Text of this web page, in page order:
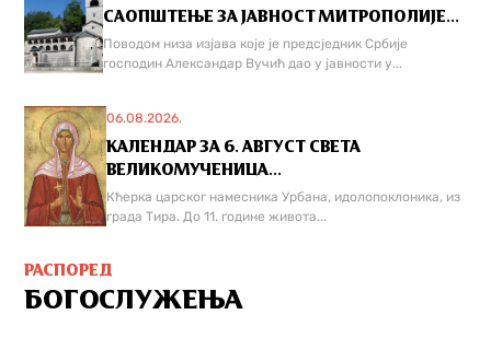
САОПШТЕЊЕ ЗА ЈАВНОСТ МИТРОПОЛИЈЕ...
Поводом низа изјава које је предсједник Србије
господин Александар Вучић дао у јавности у...
06.08.2026.
КАЛЕНДАР ЗА 6. АВГУСТ СВЕТА
ВЕЛИКОМУЧЕНИЦА...
Кћерка царског намесника Урбана, идолопоклоника, из
града Тира. До 11. године живота...
РАСПОРЕД
БОГОСЛУЖЕЊА